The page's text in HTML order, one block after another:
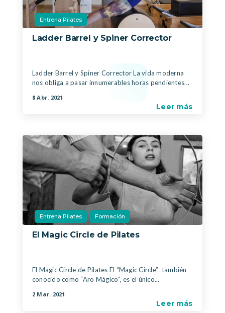
Entrena Pilates
Ladder Barrel y Spiner Corrector
Ladder Barrel y Spiner Corrector La vida moderna
nos obliga a pasar innumerables horas pendientes...
8 Abr. 2021
Leer más
Entrena Pilates Formación
El Magic Circle de Pilates
El Magic Circle de Pilates El “Magic Circle” también
conocido como “Aro Mágico”, es el único...
2 Mar. 2021
Leer más